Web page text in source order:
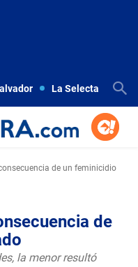
La Selecta
de un feminicidio
de
la menor resultó